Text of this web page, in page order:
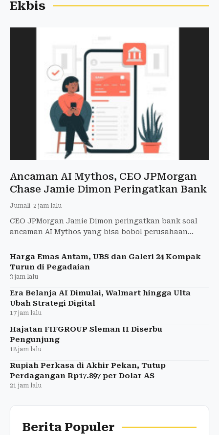
Ekbis
Ancaman AI Mythos, CEO JPMorgan
Chase Jamie Dimon Peringatkan Bank
Jumali-2 jam lalu
CEO JPMorgan Jamie Dimon peringatkan bank soal
ancaman AI Mythos yang bisa bobol perusahaan
infrastruktur kritis
Harga Emas Antam, UBS dan Galeri 24 Kompak
Turun di Pegadaian
3 jam lalu
Era Belanja AI Dimulai, Walmart hingga Ulta
Ubah Strategi Digital
17 jam lalu
Hajatan FIFGROUP Sleman II Diserbu
Pengunjung
18 jam lalu
Rupiah Perkasa di Akhir Pekan, Tutup
Perdagangan Rp17.897 per Dolar AS
21 jam lalu
Berita Populer